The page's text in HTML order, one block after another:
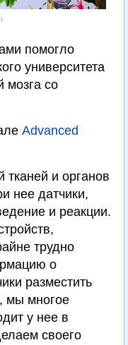
помогло
университета
мозга со
Advanced
и органов
нее датчики,
и реакции.
трудно
о
разместить
мы многое
у нее в
своего